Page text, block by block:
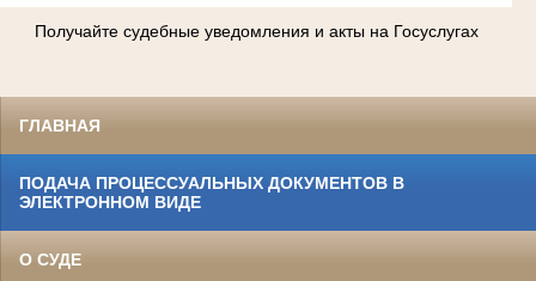
Получайте судебные уведомления и акты на Госуслугах
ГЛАВНАЯ
ПОДАЧА ПРОЦЕССУАЛЬНЫХ ДОКУМЕНТОВ В
ЭЛЕКТРОННОМ ВИДЕ
О СУДЕ